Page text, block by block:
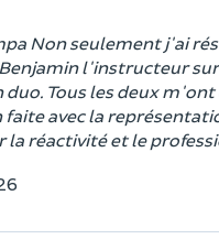
Non seulement j'ai
l'instructeur
Tous les deux
avec la
la réactivité et le